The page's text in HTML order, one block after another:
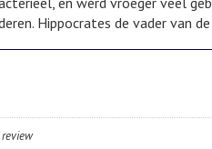
Hippocrates de vader van